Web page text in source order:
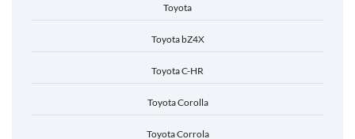
Toyota
Toyota bZ4X
Toyota C-HR
Toyota Corolla
Toyota Corrola